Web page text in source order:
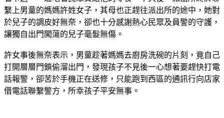
於兒子的調皮好無奈，卻也十分感謝熱心民眾及員警的守護，
讓獨自出門闖蕩的兒子毫髮無傷。
打開層層門鎖偷溜出門，發現孩子不見後一心想著要趕快打電
話報警，卻苦於手機正在送修，只能跑到西區的通訊行向店家
借電話聯繫警方，所幸孩子平安無事。